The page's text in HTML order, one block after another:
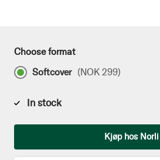
Choose format
Softcover (NOK 299)
In stock
Kjøp hos Norli